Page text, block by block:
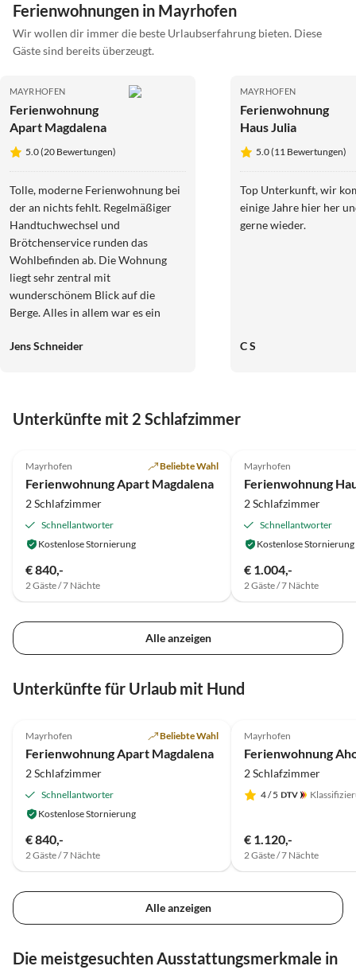
Ferienwohnungen in Mayrhofen
Wir wollen dir immer die beste Urlaubserfahrung bieten. Diese
Gäste sind bereits überzeugt.
MAYRHOFEN
Ferienwohnung
Apart Magdalena
5.0 (20 Bewertungen)
Tolle, moderne Ferienwohnung bei
der an nichts fehlt. Regelmäßiger
Handtuchwechsel und
Brötchenservice runden das
Wohlbefinden ab. Die Wohnung
liegt sehr zentral mit
wunderschönem Blick auf die
Berge. Alles in allem war es ein
Zillertal bei einer sehr netten
Wir kommen bestimmt mal wieder
Jens Schneider
MAYRHOFEN
Ferienwohnung
Haus Julia
5.0 (11 Bewertungen)
Top Unterkunft, wir
einige Jahre hier her
gerne wieder.
C S
Unterkünfte mit 2 Schlafzimmer
Mayrhofen Beliebte Wahl
Ferienwohnung Apart Magdalena
2 Schlafzimmer
Schnellantworter
Kostenlose Stornierung
€ 840,-
2 Gäste / 7 Nächte
Mayrhofen
Ferienwohnung
2 Schlafzimmer
Schnellantworter
Kostenlose Stornierung
€ 1.004,-
2 Gäste / 7 Nächte
Alle anzeigen
Unterkünfte für Urlaub mit Hund
Mayrhofen Beliebte Wahl
Ferienwohnung Apart Magdalena
2 Schlafzimmer
Schnellantworter
Kostenlose Stornierung
€ 840,-
2 Gäste / 7 Nächte
Mayrhofen
2 Schlafzimmer
4/ 5
€ 1.120,-
2 Gäste / 7 Nächte
Alle anzeigen
Die meistgesuchten Ausstattungsmerkmale in